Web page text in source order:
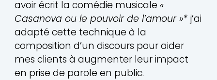
avoir écrit la comédie musicale «
Casanova ou le pouvoir de l’amour »* j’ai
adapté cette technique à la
composition d’un discours pour aider
mes clients à augmenter leur impact
en prise de parole en public.